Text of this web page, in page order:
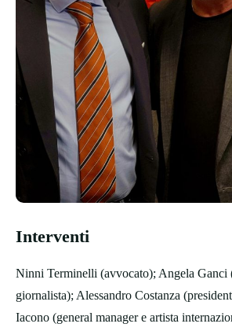
Interventi
Ninni Terminelli (avvocato); Angela Ganci
giornalista); Alessandro Costanza
Iacono (general manager e artista